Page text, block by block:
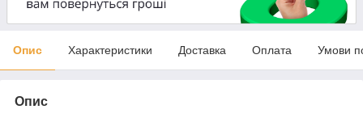
Опис Характеристики Доставка Оплата Умови
Опис